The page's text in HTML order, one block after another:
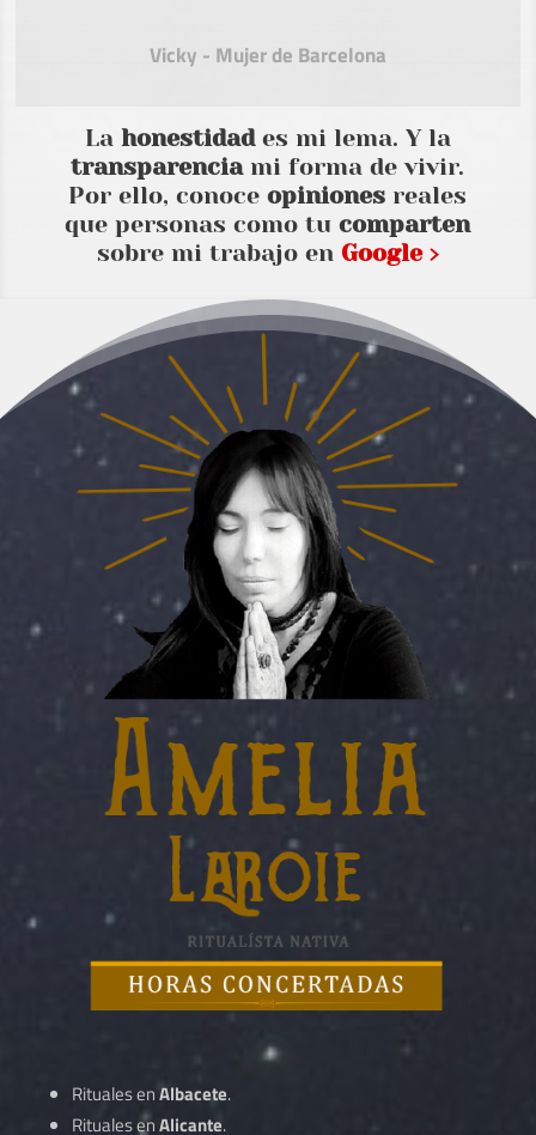
Vicky - Mujer de Barcelona
La honestidades mi lema. Y la
transparenciami forma de vivir.
Por ello, conoceopiniones reales
que personas como tucomparten
sobre mi trabajo en Google ›
Rituales enAlbacete.
Rituales enAlicante.